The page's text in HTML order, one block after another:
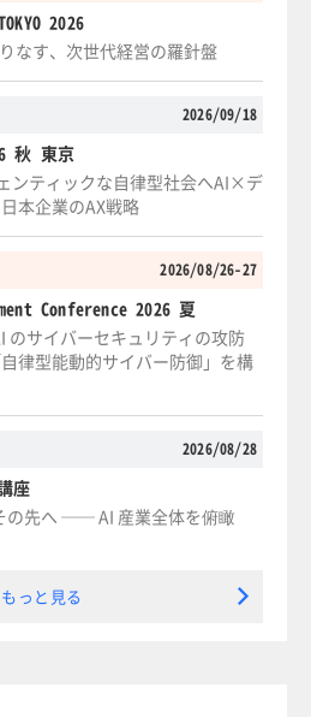
2026
なす、次世代経営の羅針盤
2026/09/18
秋 東京
ンティックな自律型社会へAI×デ
本企業のAX戦略
2026/08/26-27
Conference 2026 夏
のサイバーセキュリティの攻防
律型能動的サイバー防御」を構
2026/08/28
座
の先へ ── AI 産業全体を俯瞰
もっと見る